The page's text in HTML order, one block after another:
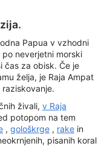
Papua v vzhodni
neverjetni morski
čas za obisk. Če je
želja, je Raja Ampat
živali, v Raja
potopom na tem
, gološkrge , rake in
pisanih koral